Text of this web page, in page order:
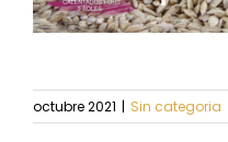
octubre 2021 | Sin categoria